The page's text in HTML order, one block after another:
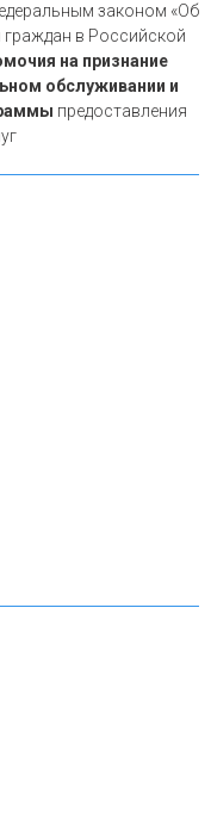
законом «Об
в Российской
на признание
обслуживании и
предоставления